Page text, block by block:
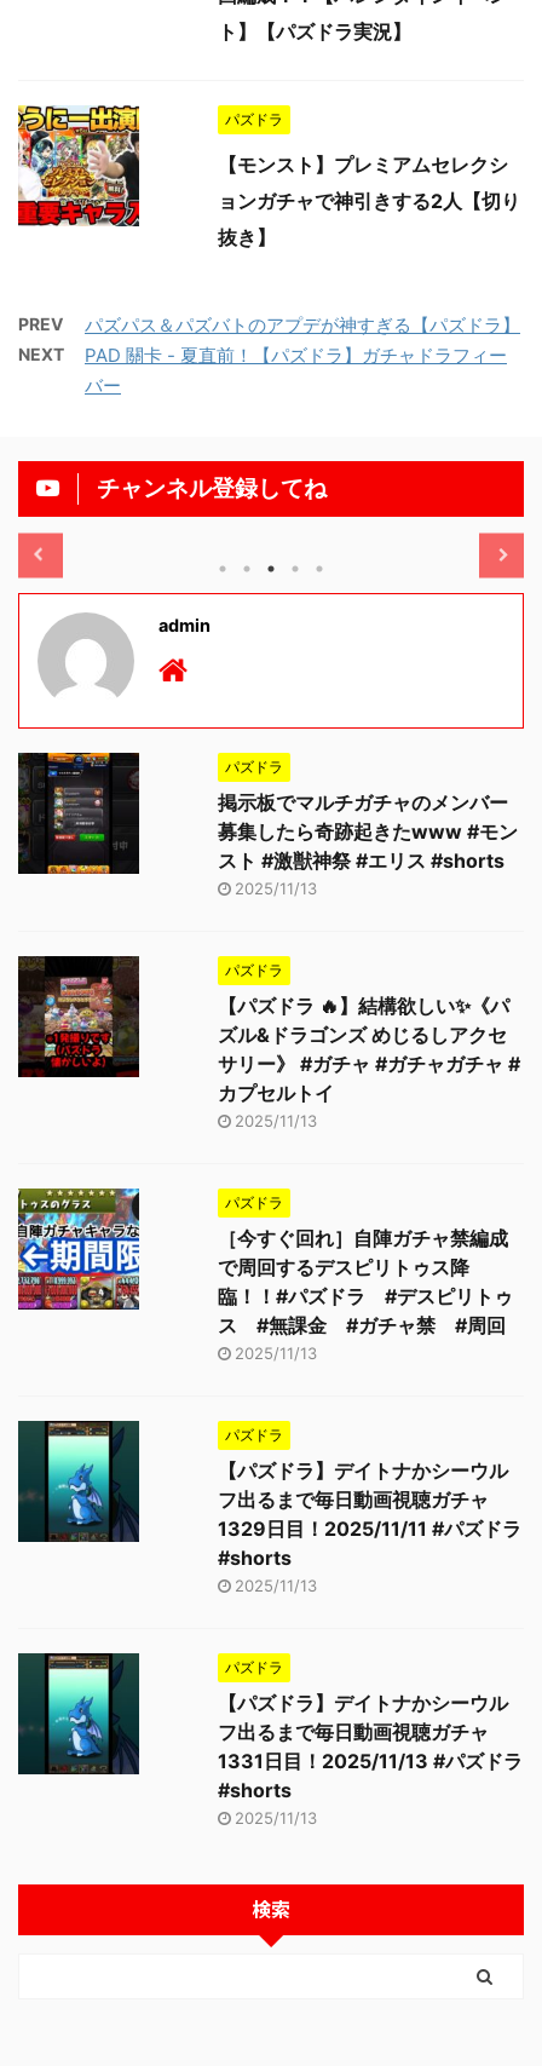
ト】【パズドラ実況】
パズドラ
【モンスト】プレミアムセレクシ
ョンガチャで神引きする2人【切り
抜き】
PREV パズパス＆パズバトのアプデが神すぎる【パズドラ】
NEXT
PAD 關卡 - 夏直前！【パズドラ】ガチャドラフィー
バー
チャンネル登録してね
11/13
admin
パズドラ
掲示板でマルチガチャのメンバー
募集したら奇跡起きたwww #モン
スト #激獣神祭 #エリス #shorts
2025/11/13
パズドラ
【パズドラ 🔥】結構欲しい✨《パ
ズル&ドラゴンズ めじるしアクセ
サリー》 #ガチャ #ガチャガチャ #
カプセルトイ
2025/11/13
パズドラ
［今すぐ回れ］自陣ガチャ禁編成
で周回するデスピリトゥス降
臨！！#パズドラ #デスピリトゥ
ス #無課金 #ガチャ禁 #周回
2025/11/13
パズドラ
【パズドラ】デイトナかシーウル
フ出るまで毎日動画視聴ガチャ
1329日目！2025/11/11 #パズドラ
#shorts
2025/11/13
パズドラ
【パズドラ】デイトナかシーウル
フ出るまで毎日動画視聴ガチャ
1331日目！2025/11/13 #パズドラ
#shorts
2025/11/13
検索